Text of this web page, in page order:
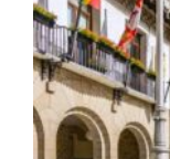
Porrón de
Roa